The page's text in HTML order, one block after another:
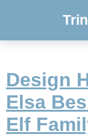
Design
Elsa
Elf